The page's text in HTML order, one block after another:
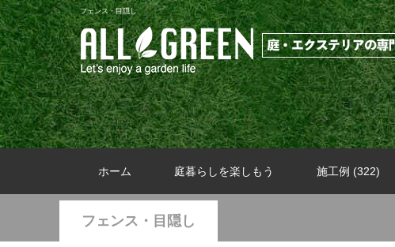
フェンス・目隠し
ホーム 庭暮らしを楽しもう 施工例 (322)
フェンス・目隠し